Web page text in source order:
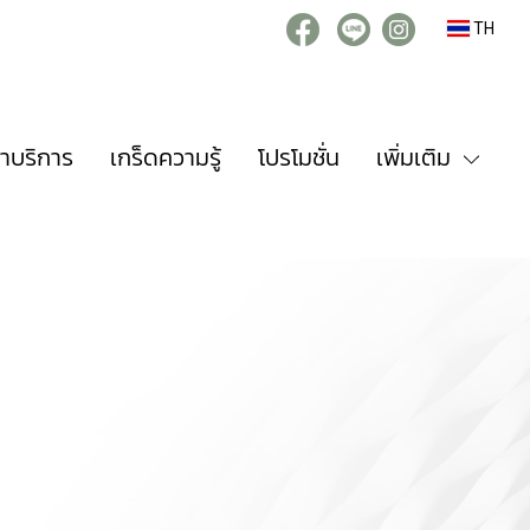
TH
บริการ เกร็ดความรู้ โปรโมชั่น เพิ่มเติม